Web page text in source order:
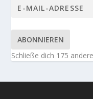
ABONNIEREN
Schließe dich 175